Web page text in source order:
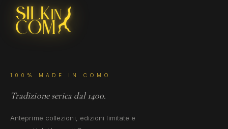
100% MADE IN COMO
Tradizione serica dal 1400.
Anteprime collezioni, edizioni limitate e